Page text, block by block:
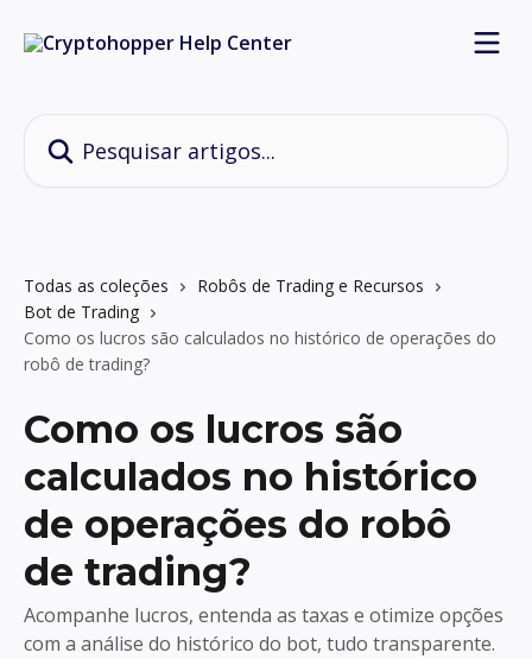
Todas as coleções
Robôs de Trading e Recursos
Bot de Trading
Como os lucros são calculados no histórico de operações do
robô de trading?
Como os lucros são
calculados no histórico
de operações do robô
de trading?
Acompanhe lucros, entenda as taxas e otimize opções
com a análise do histórico do bot, tudo transparente.